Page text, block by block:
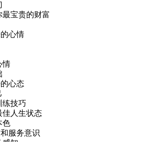
宝贵的财富
心情
情
心态
练技巧
佳人生状态
色
服务意识